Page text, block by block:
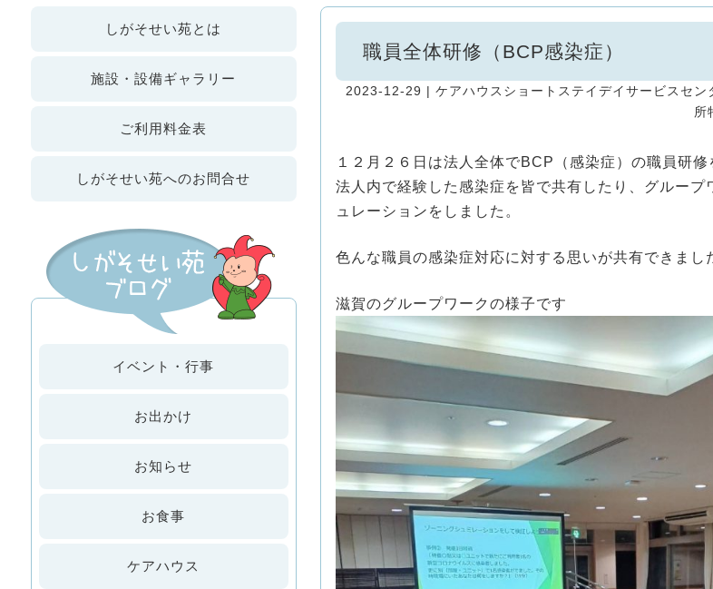
しがそせい苑とは
施設・設備ギャラリー
ご利用料金表
しがそせい苑へのお問合せ
イベント・行事
お出かけ
お知らせ
お食事
ケアハウス
職員全体研修（BCP感染症）
2023-12-29 |ケアハウス ショートステイデイサービスセン
所
１２月２６日は法人全体でBCP（感染症）の職員研修
法人内で経験した感染症を皆で共有したり、グループ
ュレーションをしました。
色んな職員の感染症対応に対する思いが共有できまし
滋賀のグループワークの様子です